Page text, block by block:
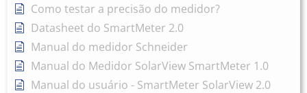
Como testar a precisão do medidor?
Datasheet do SmartMeter 2.0
Manual do medidor Schneider
Manual do Medidor SolarView SmartMeter 1.0
Manual do usuário - SmartMeter SolarView 2.0